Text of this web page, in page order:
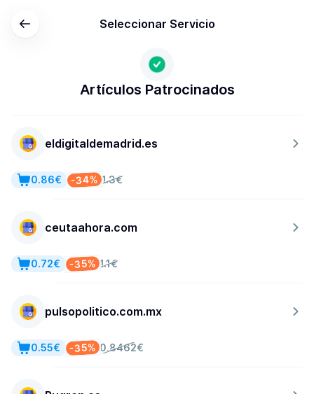
Seleccionar Servicio
Artículos Patrocinados
eldigitaldemadrid.es
1.3€
-34%
0.86€
ceutaahora.com
1.1€
-35%
0.72€
pulsopolitico.com.mx
0.8462€
-35%
0.55€